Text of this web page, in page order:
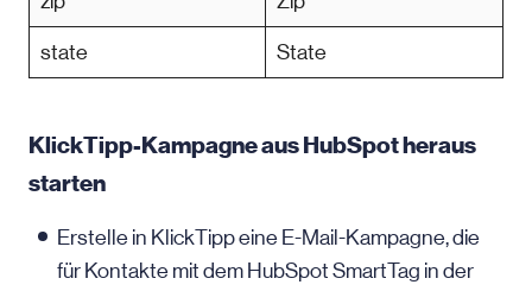
state State
KlickTipp-Kampagne aus HubSpot heraus
starten
Erstelle in KlickTipp eine E-Mail-Kampagne, die
für Kontakte mit dem HubSpot SmartTag in der